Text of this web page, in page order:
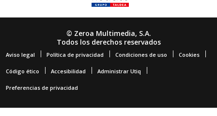
© Zeroa Multimedia, S.A.
Todos los derechos reservados
Aviso legal Política de privacidad Condiciones de uso Cookies
Código ético Accesibilidad Administrar Utiq
Preferencias de privacidad